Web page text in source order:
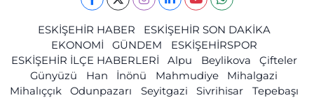
ESKİŞEHİR HABER
ESKİŞEHİR SON DAKİKA
EKONOMİ
GÜNDEM
ESKİŞEHİRSPOR
ESKİŞEHİR İLÇE HABERLERİ
Alpu Beylikova
Çifteler
Günyüzü
Han İnönü Mahmudiye
Mihalgazi
Mihalıççık
Odunpazarı Seyitgazi Sivrihisar
Tepebaşı